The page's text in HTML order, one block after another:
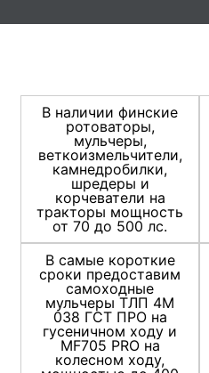
В наличии финские
ротоваторы,
мульчеры,
веткоизмельчители,
камнедробилки,
шредеры и
корчеватели на
тракторы мощность
от 70 до 500 лс.
В самые короткие
сроки предоставим
самоходные
мульчеры ТЛП 4М
038 ГСТ ПРО на
гусеничном ходу и
MF705 PRO на
колесном ходу,